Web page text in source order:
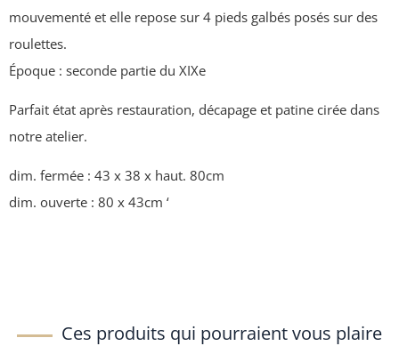
mouvementé et elle repose sur 4 pieds galbés posés sur des
roulettes.
Époque : seconde partie du XIXe
Parfait état après restauration, décapage et patine cirée dans
notre atelier.
dim. fermée : 43 x 38 x haut. 80cm
dim. ouverte : 80 x 43cm ‘
Ces produits qui pourraient vous plaire